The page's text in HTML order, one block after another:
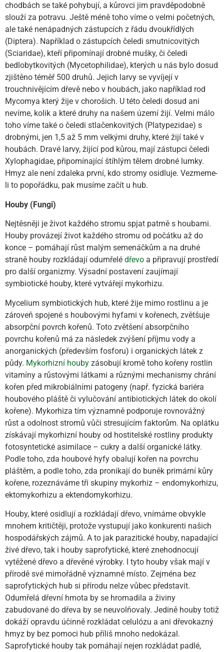
chodbách se také pohybují, a kůrovci jim pravděpodobně
slouží za potravu. Ještě méně toho víme o velmi početných,
ale také nenápadných zástupcích z řádu dvoukřídlých
(Diptera). Například o zástupcích čeledi smutnicovitých
(Sciaridae), kteří připomínají drobné mušky, či čeledi
bedlobytkovitých (Mycetophilidae), kterých u nás bylo dosud
zjištěno téměř 500 druhů. Jejich larvy se vyvíjejí v
trouchnivějícím dřevě nebo v houbách, jako například rod
Mycomya který žije v chorošich. U této čeledi dosud ani
nevíme, kolik a které druhy na našem území žijí. Velmi málo
toho víme také o čeledi stlačenkovitých (Platypezidae) s
drobnými, jen 1,5 až 5 mm velkými druhy, které žijí také v
houbách. Dravé larvy, žijící pod kůrou, mají zástupci čeledi
Xylophagidae, připomínající štíhlým tělem drobné lumky.
Hmyz ale není zdaleka první, kdo stromy osidluje. Vezmeme-
li to popořádku, pak musíme začít u hub.
Houby (Fungi)
Nejtěsněji je život každého stromu spjat patrně s houbami.
Houby provázejí život každého stromu od počátku až do
konce – pomáhají růst malým semenáčkům a na druhé
straně houby rozkládají odumřelé dřevo a připravují prostředí
pro další organizmy. Výsadní postavení zaujímají
symbiotické houby, které vytvářejí mykorhizu.
Mycelium symbiotických hub, které žije mimo rostlinu a je
zároveň spojené s houbovými hyfami v kořenech, zvětšuje
absorpční povrch kořenů. Toto zvětšení absorpčního
povrchu kořenů má za následek zvýšení příjmu vody a
anorganických (především fosforu) i organických látek z
půdy. Mykorhizní houby zásobují kromě toho kořeny rostlin
vitamíny a růstovými látkami a různými mechanismy chrání
kořen před mikrobiálními patogeny (např. fyzická bariéra
houbového pláště či vylučování antibiotických látek do okolí
kořene). Mykorhiza tím významně podporuje rovnovážný
růst a odolnost stromů vůči stresujícím faktorům. Na oplátku
získávají mykorhizní houby od hostitelské rostliny produkty
fotosyntetické asimilace – cukry a další organické látky.
Podle toho, zda houbové hyfy obalují kořen na povrchu
pláštěm, a podle toho, zda pronikají do buněk primární kůry
kořene, rozeznáváme tři skupiny mykorhiz – endomykorhizu,
ektomykorhizu a ektendomykorhizu.
Houby, které osidlují a rozkládají dřevo, vnímáme obvykle
mnohem kritičtěji, protože vystupují jako konkurenti našich
hospodářských zájmů. A to jak parazitické houby, napadající
živé dřevo, tak i houby saprofytické, které znehodnocují
vytěžené dřevo a dřevěné výrobky. I tyto houby však mají v
přírodě své mimořádně významné místo. Zejména bez
saprofytických hub si přírodu nelze vůbec představit.
Odumřelá dřevní hmota by se hromadila a živiny
zabudované do dřeva by se neuvolňovaly. Jedině houby totiž
dokáží opravdu účinně rozkládat celulózu a ani dřevokazný
hmyz by bez pomoci hub příliš mnoho nedokázal.
Saprofytické houby tak pomáhají nejen rozkládat padlé,